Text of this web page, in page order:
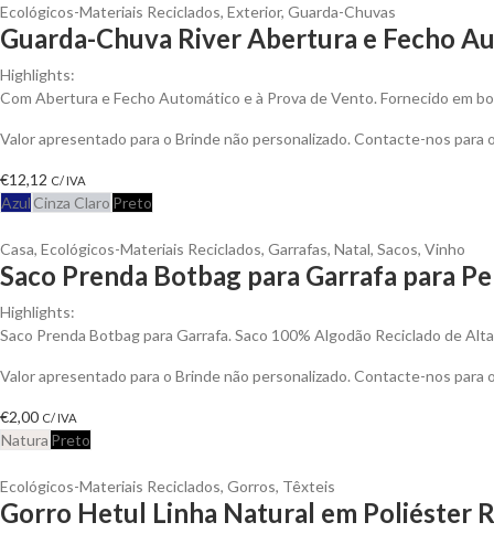
Ecológicos-Materiais Reciclados, Exterior, Guarda-Chuvas
Guarda-Chuva River Abertura e Fecho
Highlights:
Com Abertura e Fecho Automático e à Prova de Vento. Fornecido em
Valor apresentado para o Brinde não personalizado. Contacte-nos
€12,12 C/ IVA
Azul Cinza Claro Preto
Casa, Ecológicos-Materiais Reciclados, Garrafas, Natal, Sacos, Vinho
Saco Prenda Botbag para Garrafa para
Highlights:
Saco Prenda Botbag para Garrafa. Saco 100% Algodão Reciclado de
Valor apresentado para o Brinde não personalizado. Contacte-nos
€2,00 C/ IVA
Natura Preto
Ecológicos-Materiais Reciclados, Gorros, Têxteis
Gorro Hetul Linha Natural em Poliéster